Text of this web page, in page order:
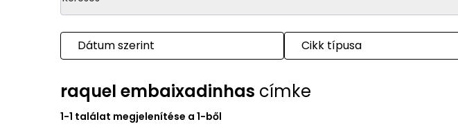
Dátum szerint Cikk típusa
raquel embaixadinhas címke
1-1 találat megjelenítése a 1-ből